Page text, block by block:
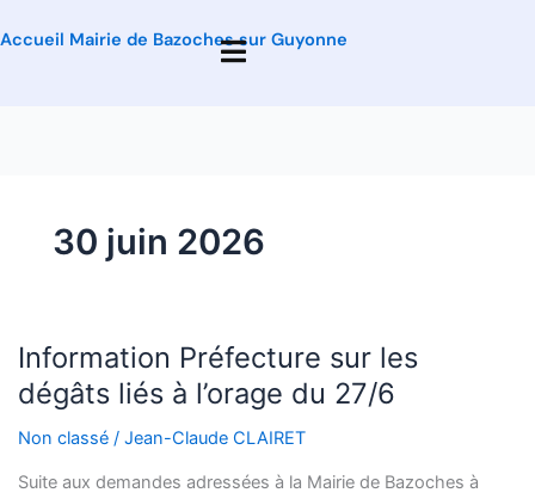
Accueil Mairie de Bazoches sur Guyonne
30 juin 2026
Information Préfecture sur les
dégâts liés à l’orage du 27/6
Non classé/ Jean-Claude CLAIRET
Suite aux demandes adressées à la Mairie de Bazoches à
Information
Préfecture
sur
les